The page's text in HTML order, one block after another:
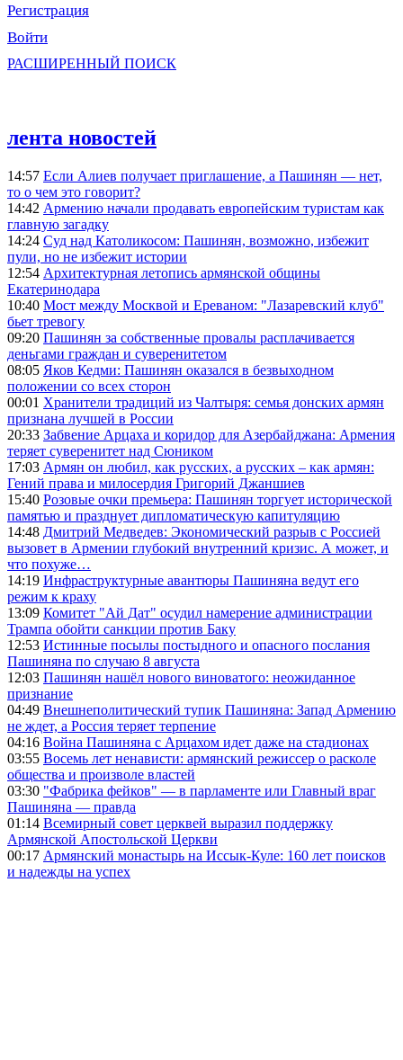
Регистрация
Войти
РАСШИРЕННЫЙ ПОИСК
лента новостей
14:57 Если Алиев получает приглашение, а Пашинян — нет,
то о чем это говорит?
14:42 Армению начали продавать европейским туристам как
главную загадку
14:24 Суд над Католикосом: Пашинян, возможно, избежит
пули, но не избежит истории
12:54 Архитектурная летопись армянской общины
Екатеринодара
10:40 Мост между Москвой и Ереваном: "Лазаревский клуб"
бьет тревогу
09:20 Пашинян за собственные провалы расплачивается
деньгами граждан и суверенитетом
08:05 Яков Кедми: Пашинян оказался в безвыходном
положении со всех сторон
00:01 Хранители традиций из Чалтыря: семья донских армян
признана лучшей в России
20:33 Забвение Арцаха и коридор для Азербайджана: Армения
теряет суверенитет над Сюником
17:03 Армян он любил, как русских, а русских – как армян:
Гений права и милосердия Григорий Джаншиев
15:40 Розовые очки премьера: Пашинян торгует исторической
памятью и празднует дипломатическую капитуляцию
14:48 Дмитрий Медведев: Экономический разрыв с Россией
вызовет в Армении глубокий внутренний кризис. А может, и
что похуже…
14:19 Инфраструктурные авантюры Пашиняна ведут его
режим к краху
13:09 Комитет "Ай Дат" осудил намерение администрации
Трампа обойти санкции против Баку
12:53 Истинные посылы постыдного и опасного послания
Пашиняна по случаю 8 августа
12:03 Пашинян нашёл нового виноватого: неожиданное
признание
04:49 Внешнеполитический тупик Пашиняна: Запад Армению
не ждет, а Россия теряет терпение
04:16 Война Пашиняна с Арцахом идет даже на стадионах
03:55 Восемь лет ненависти: армянский режиссер о расколе
общества и произволе властей
03:30 "Фабрика фейков" — в парламенте или Главный враг
Пашиняна — правда
01:14 Всемирный совет церквей выразил поддержку
Армянской Апостольской Церкви
00:17 Армянский монастырь на Иссык-Куле: 160 лет поисков
и надежды на успех